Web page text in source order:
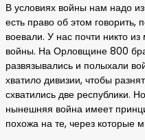
В условиях войны нам надо
есть право об этом говорить,
воевали. У нас почти никто
войны. На Орловщине 800
развязывались и полыхали
хватило дивизии, чтобы
схватились две республики.
нынешняя война имеет
похожа на те, через которые